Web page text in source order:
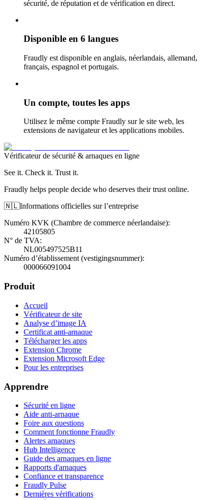
sécurité, de réputation et de vérification en direct.
Disponible en 6 langues
Fraudly est disponible en anglais, néerlandais, allemand,
français, espagnol et portugais.
Un compte, toutes les apps
Utilisez le même compte Fraudly sur le site web, les
extensions de navigateur et les applications mobiles.
Vérificateur de sécurité & arnaques en ligne
See it. Check it. Trust it.
Fraudly helps people decide who deserves their trust online.
🇳🇱Informations officielles sur l’entreprise
Numéro KVK (Chambre de commerce néerlandaise):
42105805
N° de TVA:
NL005497525B11
Numéro d’établissement (vestigingsnummer):
000066091004
Produit
Accueil
Vérificateur de site
Analyse d’image IA
Certificat anti-arnaque
Télécharger les apps
Extension Chrome
Extension Microsoft Edge
Pour les entreprises
Apprendre
Sécurité en ligne
Aide anti-arnaque
Foire aux questions
Comment fonctionne Fraudly
Alertes arnaques
Hub Intelligence
Guide des arnaques en ligne
Rapports d'arnaques
Confiance et transparence
Fraudly Pulse
Dernières vérifications